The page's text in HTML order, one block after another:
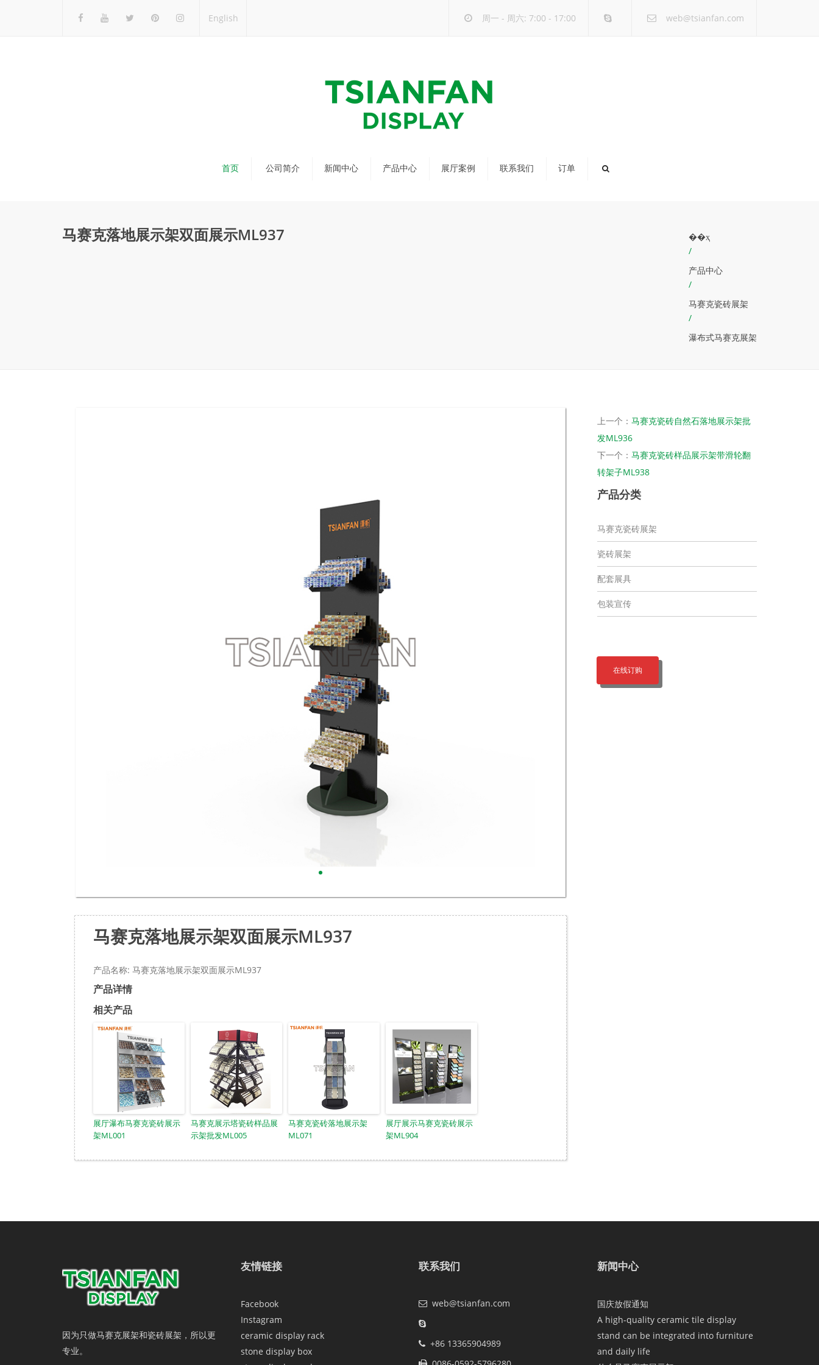
English 周一 - 周六: 7:00 - 17:00 web@tsianfan.com
首页 公司简介 新闻中心 产品中心 展厅案例 联系我们 订单
马赛克落地展示架双面展示ML937
��ҳ
/
产品中心
/
马赛克瓷砖展架
/
瀑布式马赛克展架
马赛克落地展示架双面展示ML937
产品名称: 马赛克落地展示架双面展示ML937
产品详情
相关产品
展厅瀑布马赛克瓷砖展示
架ML001
马赛克展示塔瓷砖样品展
示架批发ML005
马赛克瓷砖落地展示架
ML071
展厅展示马赛克瓷砖展示
架ML904
上一个： 马赛克瓷砖自然石落地展示架批
发ML936
下一个： 马赛克瓷砖样品展示架带滑轮翻
转架子ML938
产品分类
马赛克瓷砖展架
瓷砖展架
配套展具
包装宣传
在线订购
因为只做马赛克展架和瓷砖展架，所以更
专业。
友情链接
Facebook
Instagram
ceramic display rack
stone display box
联系我们
web@tsianfan.com
+86 13365904989
新闻中心
国庆放假通知
A high-quality ceramic tile display
stand can be integrated into furniture
and daily life